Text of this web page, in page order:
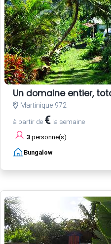
Un domaine entier,
Martinique 972
à partir de € la semaine
3 personne(s)
Bungalow